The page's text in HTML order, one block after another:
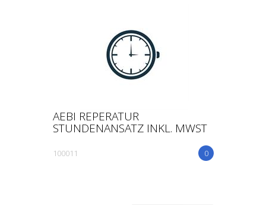
AEBI REPERATUR
STUNDENANSATZ INKL. MWST
0
100011